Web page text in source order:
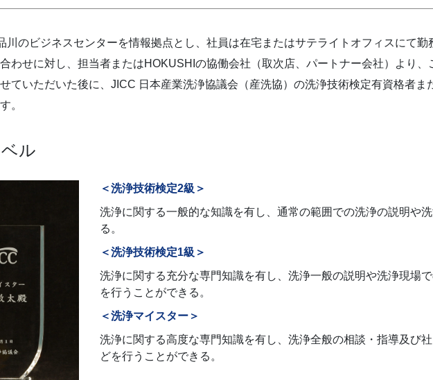
川のビジネスセンターを情報拠点とし、社員は在宅またはサテライトオフィスにて勤
わせに対し、担当者またはHOKUSHIの協働会社（取次店、パートナー会社）より
ていただいた後に、JICC 日本産業洗浄協議会（産洗協）の洗浄技術検定有資格者
。
ル
＜洗浄技術検定2級＞
洗浄に関する一般的な知識を有し、通常の範囲での洗浄の説明や
る。
＜洗浄技術検定1級＞
洗浄に関する充分な専門知識を有し、洗浄一般の説明や洗浄現場
を行うことができる。
＜洗浄マイスター＞
洗浄に関する高度な専門知識を有し、洗浄全般の相談・指導及び
どを行うことができる。